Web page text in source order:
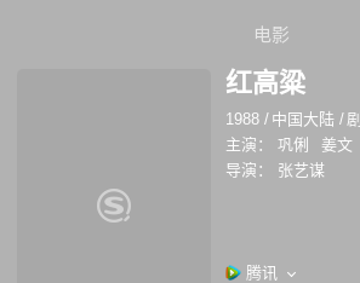
电影
红高粱
1988 / 中国大陆 /
主演：
巩俐 姜文
导演：
张艺谋
腾讯